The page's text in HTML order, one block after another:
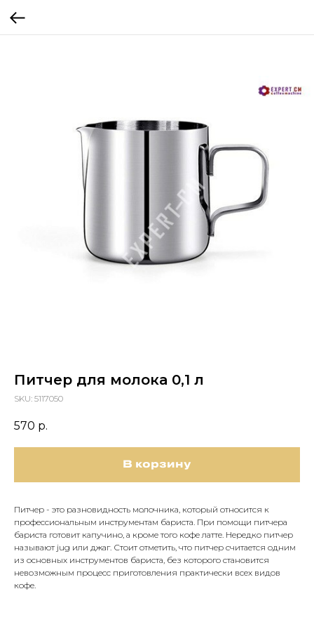
Питчер для молока 0,1 л
SKU: 5117050
570 р.
В корзину
Питчер - это разновидность молочника, который относится к
профессиональным инструментам бариста. При помощи питчера
бариста готовит капучино, а кроме того кофе латте. Нередко питчер
называют jug или джаг. Стоит отметить, что питчер считается одним
из основных инструментов бариста, без которого становится
невозможным процесс приготовления практически всех видов
кофе.